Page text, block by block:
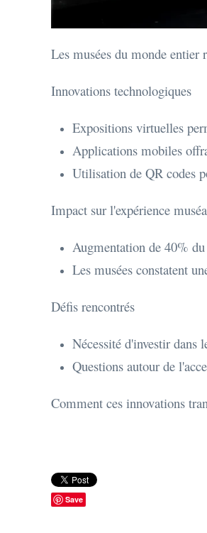
Les musées du monde entier
Innovations technologiques
Expositions virtuelles
Applications mobiles
Utilisation de QR codes
Impact sur l'expérience
Augmentation de 40%
Les musées constatent
Défis rencontrés
Nécessité d'investir dans
Questions autour de
Comment ces innovations
Save